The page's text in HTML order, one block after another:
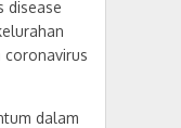
disease
coronavirus
dalam